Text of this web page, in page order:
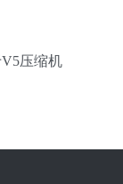
压缩机